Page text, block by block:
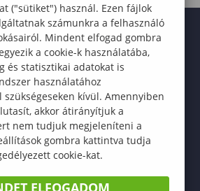
("sütiket") használ. Ezen fájlok
számunkra a felhasználó
Mindent elfogad gombra
a cookie-k használatába,
és statisztikai adatokat is
használatához
kívül. Amennyiben
akkor átirányítjuk a
nem tudjuk megjeleníteni a
gombra kattintva tudja
cookie-kat.
ELFOGADOM